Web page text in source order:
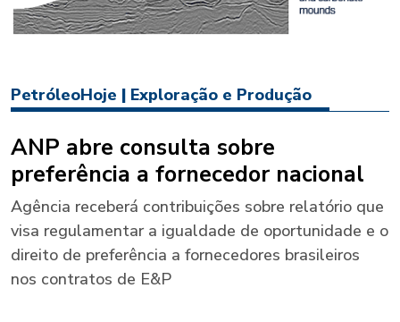
PetróleoHoje | Exploração e Produção
ANP abre consulta sobre
preferência a fornecedor nacional
Agência receberá contribuições sobre relatório que
visa regulamentar a igualdade de oportunidade e o
direito de preferência a fornecedores brasileiros
nos contratos de E&P